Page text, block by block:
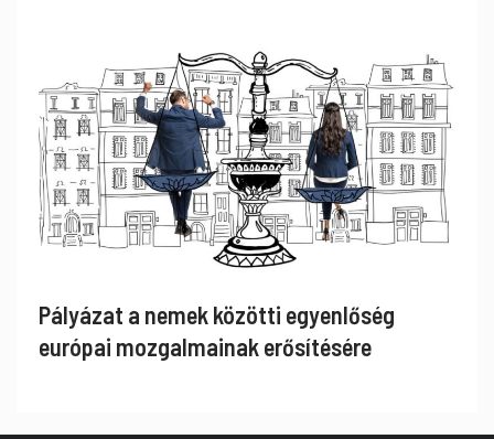
Pályázat a nemek közötti egyenlőség
európai mozgalmainak erősítésére